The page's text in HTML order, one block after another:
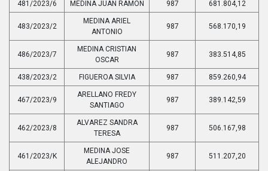
481/2023/6 MEDINA JUAN RAMON 987 681.804,12
483/2023/2
MEDINA ARIEL
ANTONIO
987 568.170,19
486/2023/7
MEDINA CRISTIAN
OSCAR
987 383.514,85
438/2023/2 FIGUEROA SILVIA 987 859.260,94
467/2023/9
ARELLANO FREDY
SANTIAGO
987 389.142,59
462/2023/8
ALVAREZ SANDRA
TERESA
987 506.167,98
461/2023/K
MEDINA JOSE
ALEJANDRO
987 511.207,20